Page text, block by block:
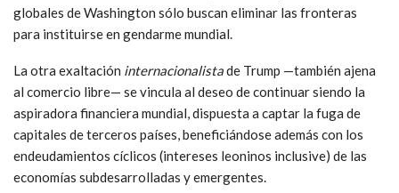
globales de Washington sólo buscan eliminar las fronteras
para instituirse en gendarme mundial.
La otra exaltación internacionalistade Trump —también ajena
al comercio libre— se vincula al deseo de continuar siendo la
aspiradora financiera mundial, dispuesta a captar la fuga de
capitales de terceros países, beneficiándose además con los
endeudamientos cíclicos (intereses leoninos inclusive) de las
economías subdesarrolladas y emergentes.